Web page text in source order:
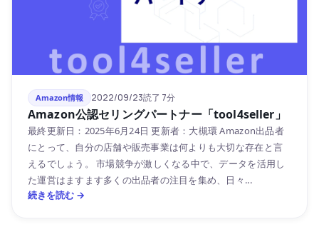
Amazon情報 2022/09/23読了 7分
Amazon公認セリングパートナー「tool4seller」
最終更新日：2025年6月24日 更新者：大槻環 Amazon出品者
にとって、自分の店舗や販売事業は何よりも大切な存在と言
えるでしょう。 市場競争が激しくなる中で、データを活用し
た運営はますます多くの出品者の注目を集め、日々...
続きを読む →